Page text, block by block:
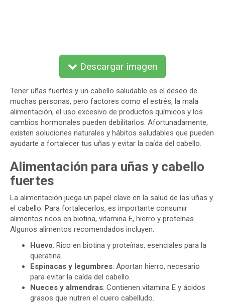
Descargar imagen
Tener uñas fuertes y un cabello saludable es el deseo de
muchas personas, pero factores como el estrés, la mala
alimentación, el uso excesivo de productos químicos y los
cambios hormonales pueden debilitarlos. Afortunadamente,
existen soluciones naturales y hábitos saludables que pueden
ayudarte a fortalecer tus uñas y evitar la caída del cabello.
Alimentación para uñas y cabello
fuertes
La alimentación juega un papel clave en la salud de las uñas y
el cabello. Para fortalecerlos, es importante consumir
alimentos ricos en biotina, vitamina E, hierro y proteínas.
Algunos alimentos recomendados incluyen:
Huevo: Rico en biotina y proteínas, esenciales para la
queratina.
Espinacas y legumbres: Aportan hierro, necesario
para evitar la caída del cabello.
Nueces y almendras: Contienen vitamina E y ácidos
grasos que nutren el cuero cabelludo.